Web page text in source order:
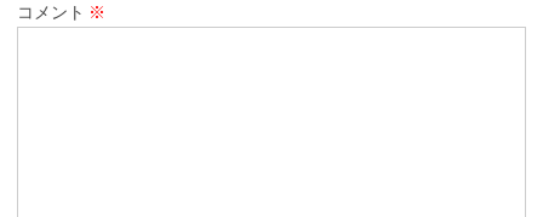
コメント ※